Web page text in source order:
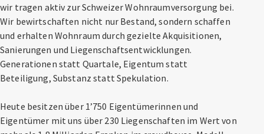
wir tragen aktiv zur Schweizer Wohnraumversorgung bei.
Wir bewirtschaften nicht nur Bestand, sondern schaffen
und erhalten Wohnraum durch gezielte Akquisitionen,
Sanierungen und Liegenschaftsentwicklungen.
Generationen statt Quartale, Eigentum statt
Beteiligung, Substanz statt Spekulation.
Heute besitzen über 1’750 Eigentümerinnen und
Eigentümer mit uns über 230 Liegenschaften im Wert von